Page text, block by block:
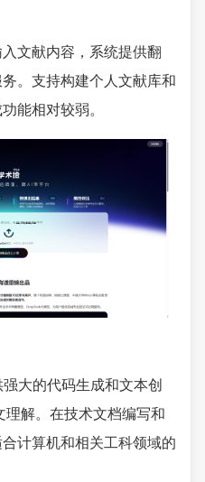
文献内容，系统提供翻
。支持构建个人文献库和
能相对较弱。
强大的代码生成和文本创
理解。在技术文档编写和
计算机和相关工科领域的